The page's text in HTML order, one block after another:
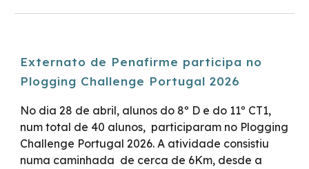
Externato de Penafirme participa no
Plogging Challenge Portugal 2026
No dia 28 de abril, alunos do 8º D e do 11º CT1,
num total de 40 alunos, participaram no Plogging
Challenge Portugal 2026. A atividade consistiu
numa caminhada de cerca de 6Km, desde a